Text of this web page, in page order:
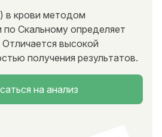
в крови методом
Скальному определяет
высокой
получения результатов.
на анализ